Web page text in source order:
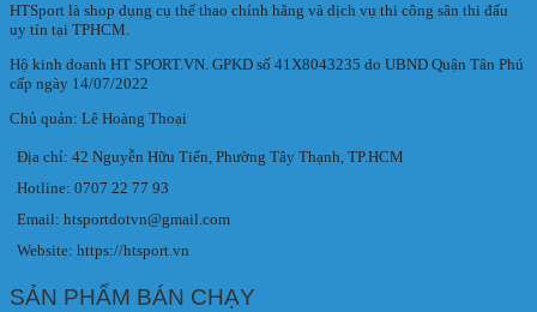
HTSport là shop dụng cụ thể thao chính hãng và dịch vụ thi công sân thi đấu
uy tín tại TPHCM.
Hộ kinh doanh HT SPORT.VN. GPKD số 41X8043235 do UBND Quận Tân Phú
cấp ngày 14/07/2022
Chủ quản: Lê Hoàng Thoại
Địa chỉ: 42 Nguyễn Hữu Tiến, Phường Tây Thạnh, TP.HCM
Hotline: 0707 22 77 93
Email: htsportdotvn@gmail.com
Website: https://htsport.vn
SẢN PHẨM BÁN CHẠY